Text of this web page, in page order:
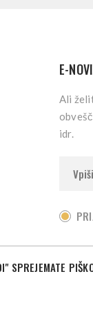
E-
Ali
idr.
SPREJEMATE